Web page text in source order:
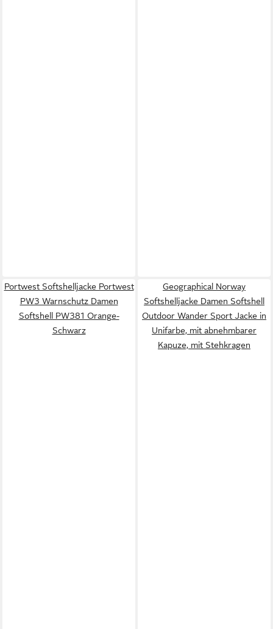
Portwest Softshelljacke Portwest
PW3 Warnschutz Damen
Softshell PW381 Orange-
Schwarz
Geographical Norway
Softshelljacke Damen Softshell
Outdoor Wander Sport Jacke in
Unifarbe, mit abnehmbarer
Kapuze, mit Stehkragen